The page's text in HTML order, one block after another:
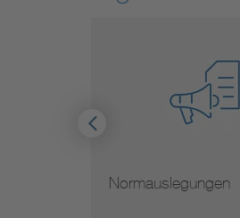
Normauslegungen